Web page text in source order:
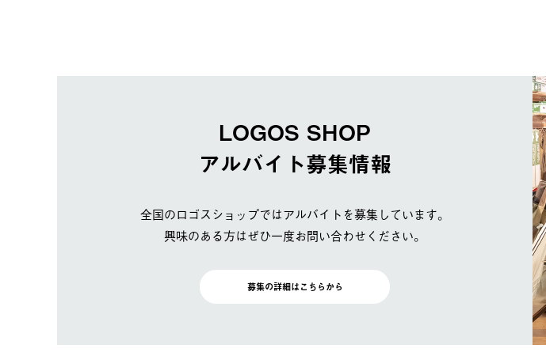
LOGOS SHOP
アルバイト募集情報
全国のロゴスショップではアルバイトを募集しています。
興味のある方はぜひ一度お問い合わせください。
募集の詳細はこちらから